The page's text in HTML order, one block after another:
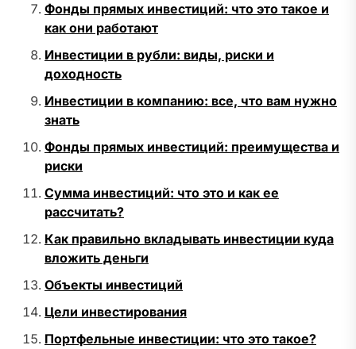
Фонды прямых инвестиций: что это такое и
как они работают
Инвестиции в рубли: виды, риски и
доходность
Инвестиции в компанию: все, что вам нужно
знать
Фонды прямых инвестиций: преимущества и
риски
Сумма инвестиций: что это и как ее
рассчитать?
Как правильно вкладывать инвестиции куда
вложить деньги
Объекты инвестиций
Цели инвестирования
Портфельные инвестиции: что это такое?